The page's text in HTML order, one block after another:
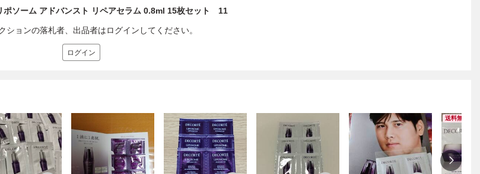
ポソーム アドバンスト リペアセラム 0.8ml 15枚セット 11
ションの落札者、出品者はログインしてください。
ログイン
送料無料